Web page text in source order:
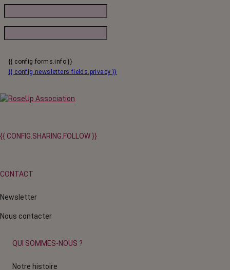
{{ config.forms.info }}
{{ config.newsletters.fields.privacy }}
{{ CONFIG.SHARING.FOLLOW }}
CONTACT
Newsletter
Nous contacter
QUI SOMMES-NOUS ?
Notre histoire